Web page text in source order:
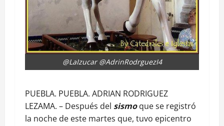
@LaIzucar @AdrinRodrguezI4
PUEBLA. PUEBLA. ADRIAN RODRIGUEZ
LEZAMA. – Después del sismoque se registró
la noche de este martes que, tuvo epicentro